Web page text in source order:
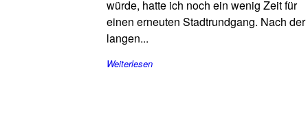
würde, hatte ich noch ein wenig Zeit für
einen erneuten Stadtrundgang. Nach der
langen...
Weiterlesen